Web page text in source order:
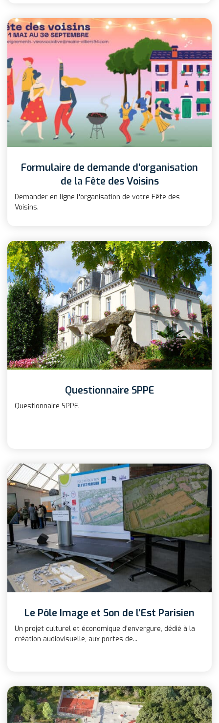
Formulaire de demande d’organisation
de la Fête des Voisins
Demander en ligne l'organisation de votre Fête des
Voisins.
Questionnaire SPPE
Questionnaire SPPE.
Le Pôle Image et Son de l’Est Parisien
Un projet culturel et économique d’envergure, dédié à la
création audiovisuelle, aux portes de...